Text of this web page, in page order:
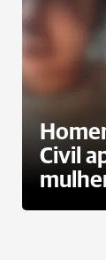
Civil